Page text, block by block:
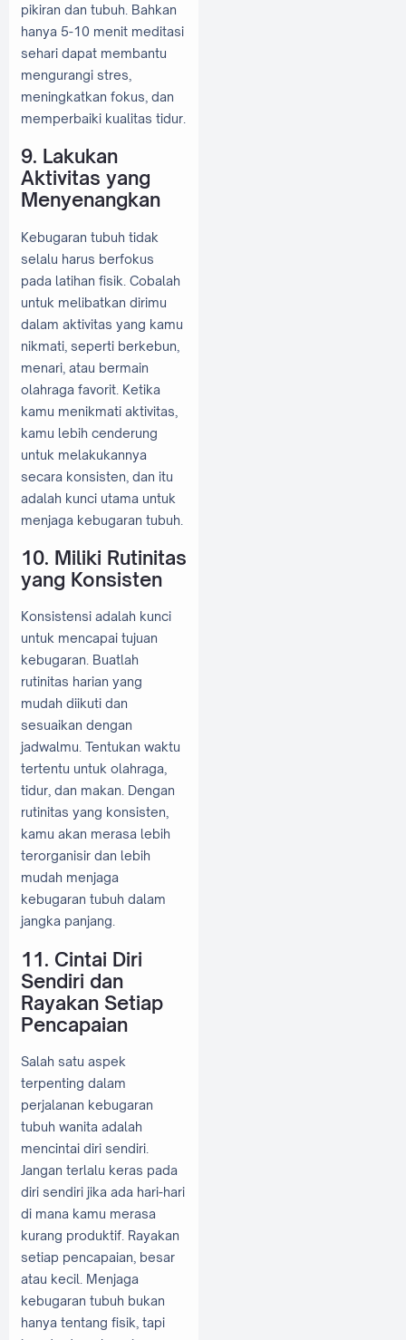
pikiran dan tubuh. Bahkan
hanya 5-10 menit meditasi
sehari dapat membantu
mengurangi stres,
meningkatkan fokus, dan
memperbaiki kualitas tidur.
9. Lakukan
Aktivitas yang
Menyenangkan
Kebugaran tubuh tidak
selalu harus berfokus
pada latihan fisik. Cobalah
untuk melibatkan dirimu
dalam aktivitas yang kamu
nikmati, seperti berkebun,
menari, atau bermain
olahraga favorit. Ketika
kamu menikmati aktivitas,
kamu lebih cenderung
untuk melakukannya
secara konsisten, dan itu
adalah kunci utama untuk
menjaga kebugaran tubuh.
10. Miliki Rutinitas
yang Konsisten
Konsistensi adalah kunci
untuk mencapai tujuan
kebugaran. Buatlah
rutinitas harian yang
mudah diikuti dan
sesuaikan dengan
jadwalmu. Tentukan waktu
tertentu untuk olahraga,
tidur, dan makan. Dengan
rutinitas yang konsisten,
kamu akan merasa lebih
terorganisir dan lebih
mudah menjaga
kebugaran tubuh dalam
jangka panjang.
11. Cintai Diri
Sendiri dan
Rayakan Setiap
Pencapaian
Salah satu aspek
terpenting dalam
perjalanan kebugaran
tubuh wanita adalah
mencintai diri sendiri.
Jangan terlalu keras pada
diri sendiri jika ada hari-hari
di mana kamu merasa
kurang produktif. Rayakan
setiap pencapaian, besar
atau kecil. Menjaga
kebugaran tubuh bukan
hanya tentang fisik, tapi